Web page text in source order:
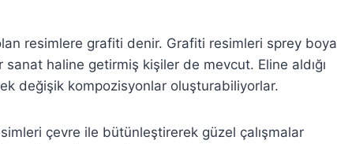
resimlere grafiti denir. Grafiti resimleri sprey boya
haline getirmiş kişiler de mevcut. Eline aldığı
değişik kompozisyonlar oluşturabiliyorlar.
çevre ile bütünleştirerek güzel çalışmalar